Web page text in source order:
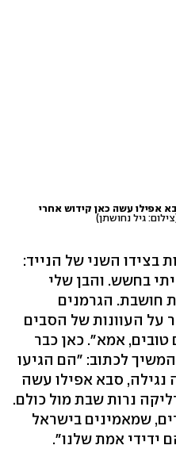
אפילו עשה כאן קידוש אחרי
גיל נחושתן)
בצידו השני של הנייד:
בחשש. והבן שלי
חושבת. הגרמנים
על העוונות של הסבים
אמא". כאן כבר
לכתוב: "הם הגיעו
נגילה, סבא אפילו עשה
נרות שבת מול כולם.
שמאמינים בישראל
ידידי אמת שלנו".